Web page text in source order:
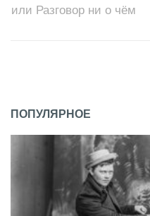
или Разговор ни о чём
ПОПУЛЯРНОЕ